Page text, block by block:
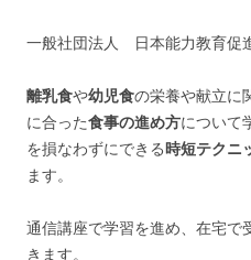
一般社団法人 日本能力教育促
離乳食や幼児食の栄養や献立に
に合った食事の進め方について
を損なわずにできる時短テクニ
ます。
通信講座で学習を進め、在宅で
きます。